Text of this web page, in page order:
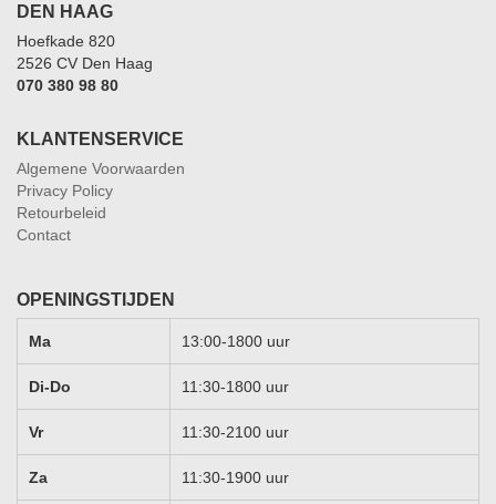
DEN HAAG
Hoefkade 820
2526 CV Den Haag
070 380 98 80
KLANTENSERVICE
Algemene Voorwaarden
Privacy Policy
Retourbeleid
Contact
OPENINGSTIJDEN
Ma 13:00-1800 uur
Di-Do 11:30-1800 uur
Vr 11:30-2100 uur
Za 11:30-1900 uur